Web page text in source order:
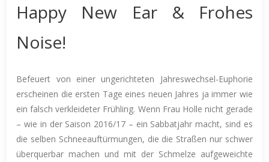
Happy New Ear & Frohes
Noise!
Befeuert von einer ungerichteten Jahreswechsel-Euphorie
erscheinen die ersten Tage eines neuen Jahres ja immer wie
ein falsch verkleideter Frühling. Wenn Frau Holle nicht gerade
– wie in der Saison 2016/17 – ein Sabbatjahr macht, sind es
die selben Schneeauftürmungen, die die Straßen nur schwer
überquerbar machen und mit der Schmelze aufgeweichte